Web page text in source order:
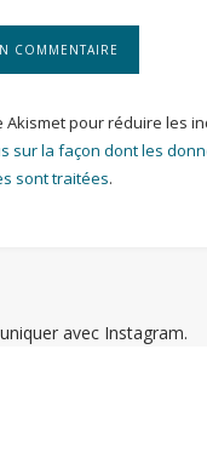
Akismet pour réduire les
sur la façon dont les
sont traitées.
avec Instagram.